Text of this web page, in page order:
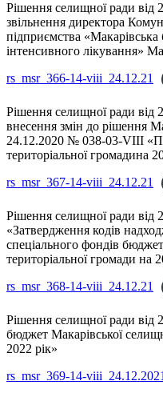
Рішення селищної ради
звільнення директора
підприємства «Макарівська
інтенсивного лікування»
rs_msr_366-14-viii_24.12.21
Рішення селищної ради
внесення змін до рішення
24.12.2020 № 038-03-VIII
територіальної громадина
rs_msr_367-14-viii_24.12.21
Рішення селищної ради
«Затвердження кодів
спеціального фондів
територіальної громади на
rs_msr_368-14-viii_24.12.21
Рішення селищної ради
бюджет Макарівської
2022 рік»
rs_msr_369-14-viii_24.12.2021